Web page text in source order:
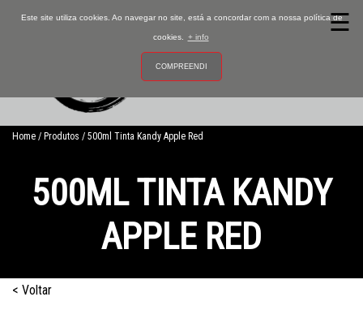
Este site utiliza cookies. Ao navegar no site, está a concordar com a nossa política de
cookies. + info
COMPREENDI
☰
Home Produtos 500ml Tinta Kandy Apple Red
500ML TINTA KANDY
APPLE RED
< Voltar